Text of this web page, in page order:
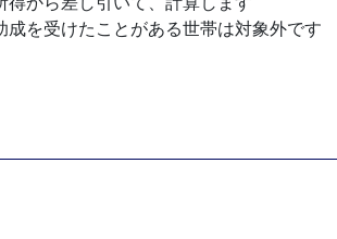
を受けたことがある世帯は対象外です